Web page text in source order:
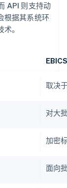
API 则支持动
根据其系统环
。
EBICS
取决
对大
加密
面向